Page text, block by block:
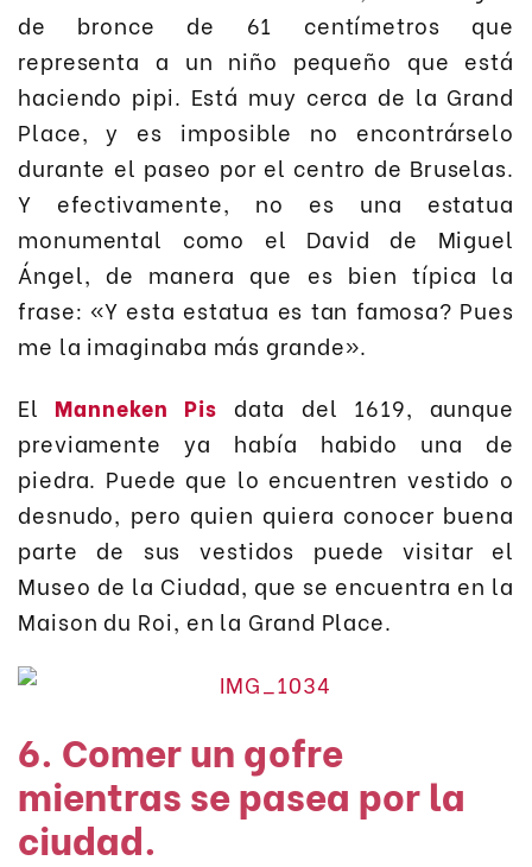
de bronce de 61 centímetros que
representa a un niño pequeño que está
haciendo pipi. Está muy cerca de la Grand
Place, y es imposible no encontrárselo
durante el paseo por el centro de Bruselas.
Y efectivamente, no es una estatua
monumental como el David de Miguel
Ángel, de manera que es bien típica la
frase: «Y esta estatua es tan famosa? Pues
me la imaginaba más grande».
El Manneken Pis data del 1619, aunque
previamente ya había habido una de
piedra. Puede que lo encuentren vestido o
desnudo, pero quien quiera conocer buena
parte de sus vestidos puede visitar el
Museo de la Ciudad, que se encuentra en la
Maison du Roi, en la Grand Place.
6. Comer un gofre
mientras se pasea por la
ciudad.